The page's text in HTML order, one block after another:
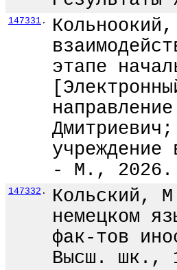
147331 .
этапе
- М., 2026.
147332 .
Кольский,
немецком
фак-тов
Высш. шк.,